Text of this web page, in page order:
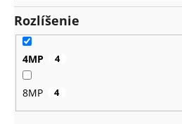
Rozlíšenie
4MP 4
8MP 4